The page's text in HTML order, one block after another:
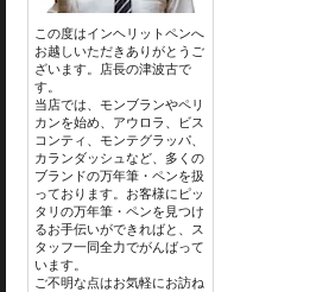
この度はインヘリットペンへ
お越しいただきありがとうご
ざいます。店長の津波古で
す。
当店では、モンブランやペリ
カンを始め、アウロラ、ビス
コンティ、モンテグラッパ、
カランダッシュなど、多くの
ブランドの万年筆・ペンを扱
っております。お客様にピッ
タリの万年筆・ペンを見つけ
るお手伝いができればと、ス
タッフ一同全力でがんばって
います。
ご不明な点はお気軽にお訪ね